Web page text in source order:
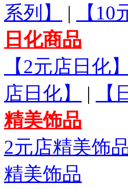
系列】
|
【
日化商品
【2元店日化】
店日化】
|
精美饰品
2元店精美饰
精美饰品